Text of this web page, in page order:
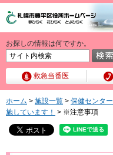
お探しの情報は何ですか。
救急当番医
ホーム > 施設一覧 > 保健センター
施しています！ > ※注意事項